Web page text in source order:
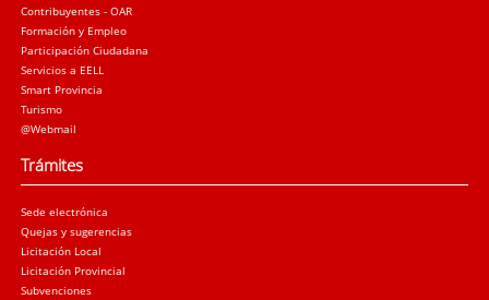
Contribuyentes - OAR
Formación y Empleo
Participación Ciudadana
Servicios a EELL
Smart Provincia
Turismo
@Webmail
Trámites
Sede electrónica
Quejas y sugerencias
Licitación Local
Licitación Provincial
Subvenciones